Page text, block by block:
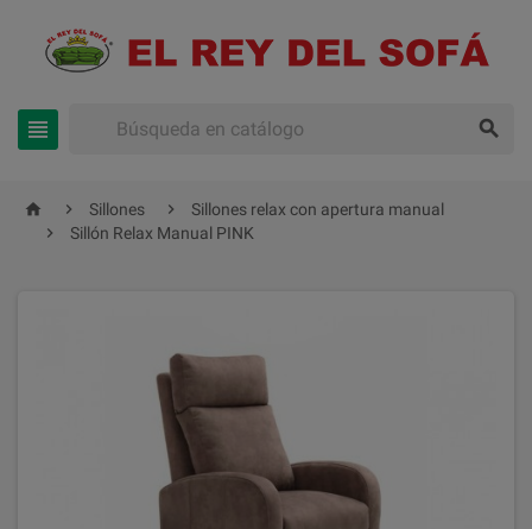
 
  Sillones 
Sillones relax con apertura manual

Sillón Relax Manual PINK